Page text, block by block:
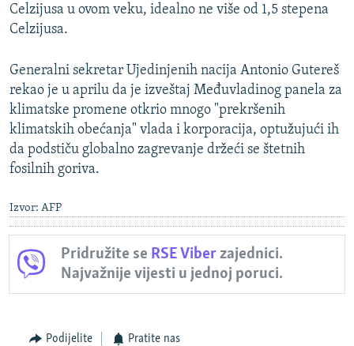
Celzijusa u ovom veku, idealno ne više od 1,5 stepena
Celzijusa.
Generalni sekretar Ujedinjenih nacija Antonio Gutereš
rekao je u aprilu da je izveštaj Međuvladinog panela za
klimatske promene otkrio mnogo "prekršenih
klimatskih obećanja" vlada i korporacija, optužujući ih
da podstiču globalno zagrevanje držeći se štetnih
fosilnih goriva.
Izvor: AFP
Pridružite se RSE Viberzajednici.
Najvažnije vijesti u jednoj poruci.
Podijelite Pratite nas